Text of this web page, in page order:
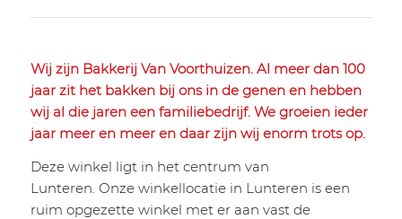
Wij zijn Bakkerij Van Voorthuizen. Al meer dan 100
jaar zit het bakken bij ons in de genen en hebben
wij al die jaren een familiebedrijf. We groeien ieder
jaar meer en meer en daar zijn wij enorm trots op.
Deze winkel ligt in het centrum van
Lunteren. Onze winkellocatie in Lunteren is een
ruim opgezette winkel met er aan vast de